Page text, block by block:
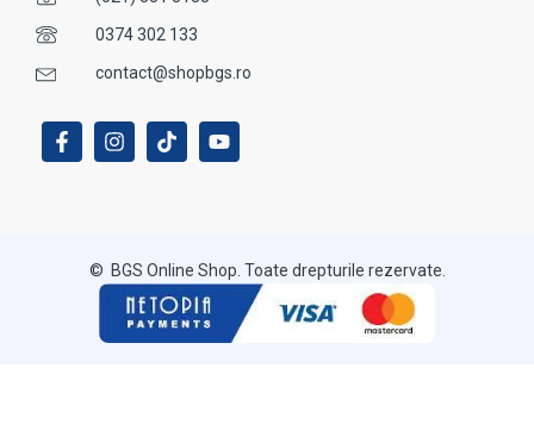
0374 302 133
contact@shopbgs.ro
© BGS Online Shop. Toate drepturile rezervate.